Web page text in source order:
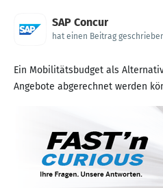
SAP Concur
hat einen Beitrag
Ein Mobilitätsbudget als
Angebote abgerechnet werden